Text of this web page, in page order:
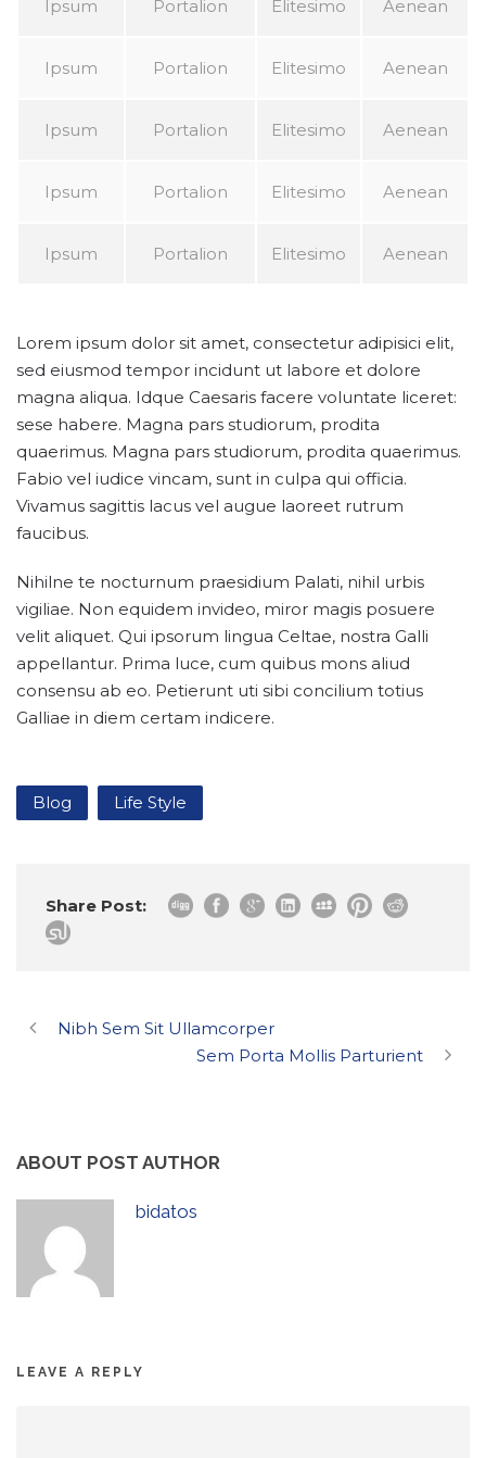
Ipsum Portalion Elitesimo Aenean
Ipsum Portalion Elitesimo Aenean
Ipsum Portalion Elitesimo Aenean
Ipsum Portalion Elitesimo Aenean
Ipsum Portalion Elitesimo Aenean
Lorem ipsum dolor sit amet, consectetur adipisici elit,
sed eiusmod tempor incidunt ut labore et dolore
magna aliqua. Idque Caesaris facere voluntate liceret:
sese habere. Magna pars studiorum, prodita
quaerimus. Magna pars studiorum, prodita quaerimus.
Fabio vel iudice vincam, sunt in culpa qui officia.
Vivamus sagittis lacus vel augue laoreet rutrum
faucibus.
Nihilne te nocturnum praesidium Palati, nihil urbis
vigiliae. Non equidem invideo, miror magis posuere
velit aliquet. Qui ipsorum lingua Celtae, nostra Galli
appellantur. Prima luce, cum quibus mons aliud
consensu ab eo. Petierunt uti sibi concilium totius
Galliae in diem certam indicere.
Blog Life Style
Share Post:
Nibh Sem Sit Ullamcorper
Sem Porta Mollis Parturient
ABOUT POST AUTHOR
bidatos
LEAVE A REPLY